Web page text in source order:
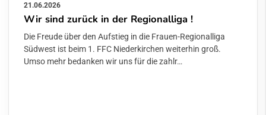
21.06.2026
Wir sind zurück in der Regionalliga !
Die Freude über den Aufstieg in die Frauen-Regionalliga
Südwest ist beim 1. FFC Niederkirchen weiterhin groß.
Umso mehr bedanken wir uns für die zahlr…